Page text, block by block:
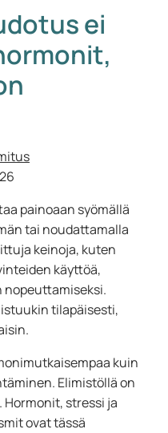
ei
painoaan syömällä
tai noudattamalla
keinoja, kuten
käyttöä,
nopeuttamiseksi.
tilapäisesti,
kuin
Elimistöllä on
stressi ja
ovat tässä